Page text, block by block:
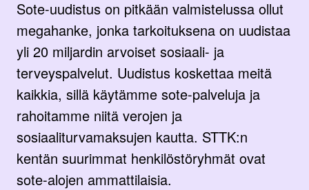
Sote-uudistus on pitkään valmistelussa ollut
megahanke, jonka tarkoituksena on uudistaa
yli 20 miljardin arvoiset sosiaali- ja
terveyspalvelut. Uudistus koskettaa meitä
kaikkia, sillä käytämme sote-palveluja ja
rahoitamme niitä verojen ja
sosiaaliturvamaksujen kautta. STTK:n
kentän suurimmat henkilöstöryhmät ovat
sote-alojen ammattilaisia.